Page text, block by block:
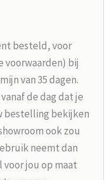
besteld, voor
voorwaarden) bij
van 35 dagen.
de dag dat je
bestelling bekijken
ook zou
neemt dan
jou op maat